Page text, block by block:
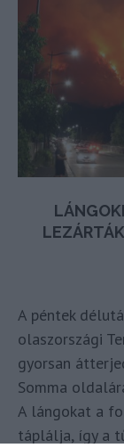
A péntek
olaszországi
gyorsan
Somma
A lángokat a
táplálja, így a